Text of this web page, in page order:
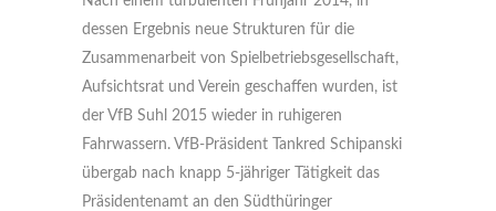
dessen Ergebnis neue Strukturen für die
Zusammenarbeit von Spielbetriebsgesellschaft,
Aufsichtsrat und Verein geschaffen wurden, ist
der VfB Suhl 2015 wieder in ruhigeren
Fahrwassern. VfB-Präsident Tankred Schipanski
übergab nach knapp 5-jähriger Tätigkeit das
Präsidentenamt an den Südthüringer